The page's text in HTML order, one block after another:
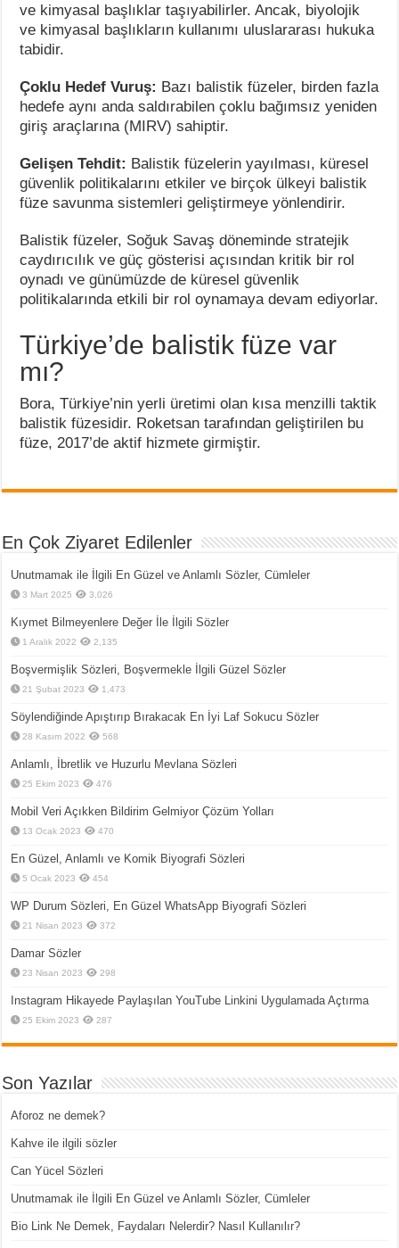
ve kimyasal başlıklar taşıyabilirler. Ancak, biyolojik
ve kimyasal başlıkların kullanımı uluslararası hukuka
tabidir.
Çoklu Hedef Vuruş: Bazı balistik füzeler, birden fazla
hedefe aynı anda saldırabilen çoklu bağımsız yeniden
giriş araçlarına (MIRV) sahiptir.
Gelişen Tehdit: Balistik füzelerin yayılması, küresel
güvenlik politikalarını etkiler ve birçok ülkeyi balistik
füze savunma sistemleri geliştirmeye yönlendirir.
Balistik füzeler, Soğuk Savaş döneminde stratejik
caydırıcılık ve güç gösterisi açısından kritik bir rol
oynadı ve günümüzde de küresel güvenlik
politikalarında etkili bir rol oynamaya devam ediyorlar.
Türkiye’de balistik füze var
mı?
Bora, Türkiye’nin yerli üretimi olan kısa menzilli taktik
balistik füzesidir. Roketsan tarafından geliştirilen bu
füze, 2017’de aktif hizmete girmiştir.
En Çok Ziyaret Edilenler
Unutmamak ile İlgili En Güzel ve Anlamlı Sözler, Cümleler
3 Mart 2025 3,026
Kıymet Bilmeyenlere Değer İle İlgili Sözler
1 Aralık 2022 2,135
Boşvermişlik Sözleri, Boşvermekle İlgili Güzel Sözler
21 Şubat 2023 1,473
Söylendiğinde Apıştırıp Bırakacak En İyi Laf Sokucu Sözler
28 Kasım 2022 568
Anlamlı, İbretlik ve Huzurlu Mevlana Sözleri
25 Ekim 2023 476
Mobil Veri Açıkken Bildirim Gelmiyor Çözüm Yolları
13 Ocak 2023 470
En Güzel, Anlamlı ve Komik Biyografi Sözleri
5 Ocak 2023 454
WP Durum Sözleri, En Güzel WhatsApp Biyografi Sözleri
21 Nisan 2023 372
Damar Sözler
23 Nisan 2023 298
Instagram Hikayede Paylaşılan YouTube Linkini Uygulamada Açtırma
25 Ekim 2023 287
Son Yazılar
Aforoz ne demek?
Kahve ile ilgili sözler
Can Yücel Sözleri
Unutmamak ile İlgili En Güzel ve Anlamlı Sözler, Cümleler
Bio Link Ne Demek, Faydaları Nelerdir? Nasıl Kullanılır?